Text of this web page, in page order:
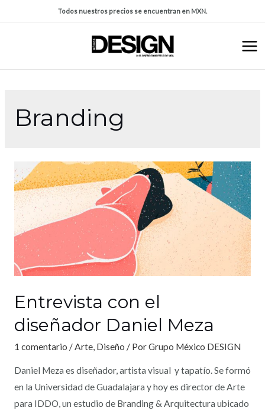
Todos nuestros precios se encuentran en MXN.
Branding
Entrevista con el
diseñador Daniel Meza
1 comentario /Arte, Diseño / PorGrupo México DESIGN
Daniel Meza es diseñador, artista visual y tapatío. Se formó
en la Universidad de Guadalajara y hoy es director de Arte
para IDDO, un estudio de Branding & Arquitectura ubicado